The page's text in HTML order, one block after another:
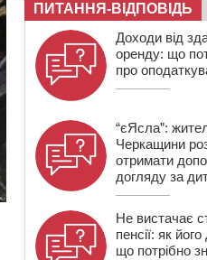
ПИТАННЯ-ВІДПОВІДЬ
Доходи від
оренду: що
про
“єЯсла”:
Черкащини
отримати
догляду за
Не вистачає
пенсії: як
що потрібно